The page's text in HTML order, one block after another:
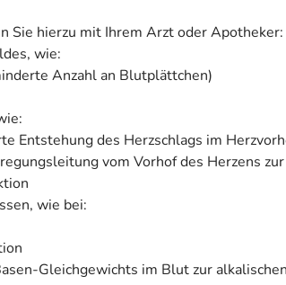
Sie hierzu mit Ihrem Arzt oder Apotheker:
wie:
Anzahl an Blutplättchen)
Entstehung des Herzschlags im
vom Vorhof des Herzens
wie bei:
Gleichgewichts im Blut zur